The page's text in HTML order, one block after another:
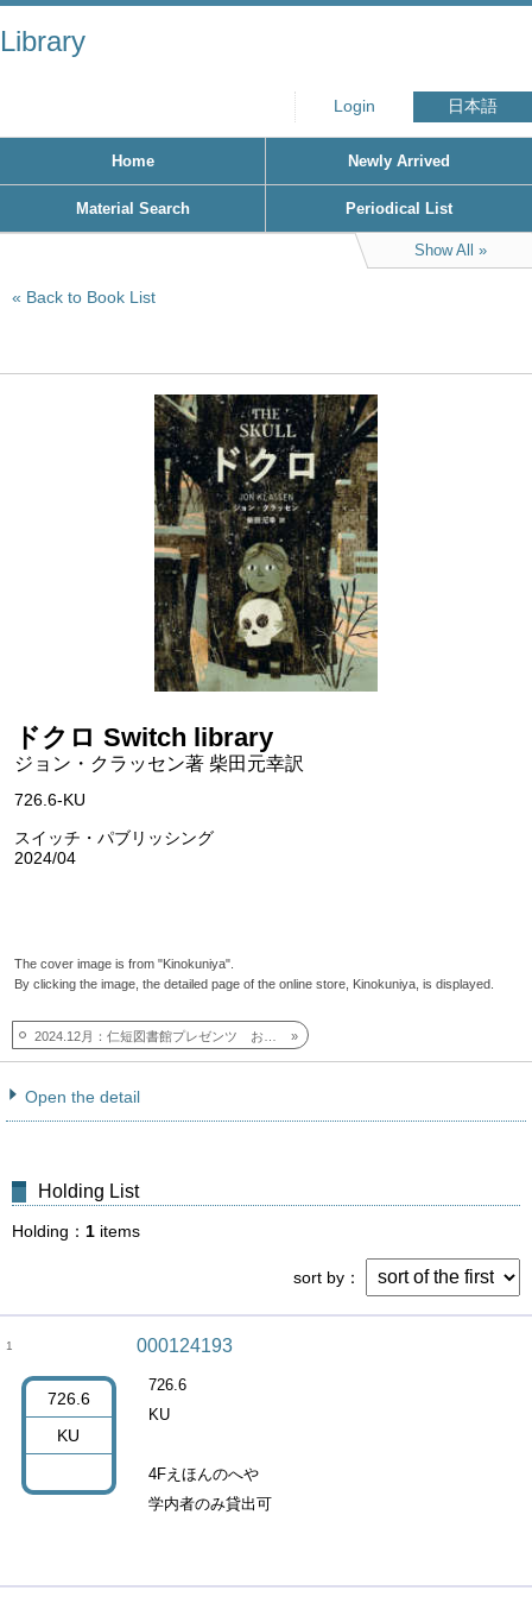
Library
Login 日本語
Home Newly Arrived
Material Search Periodical List
Show All
Back to Book List
ドクロ Switch library
ジョン・クラッセン著 柴田元幸訳
726.6-KU
スイッチ・パブリッシング
2024/04
The cover image is from "Kinokuniya".
By clicking the image, the detailed page of the online store, Kinokuniya, is displayed.
2024.12月：仁短図書館プレゼンツ おすすめしたい本
Open the detail
Holding List
Holding 1 items
sort by
1
726.6
KU
000124193
726.6
KU
4Fえほんのへや
学内者のみ貸出可